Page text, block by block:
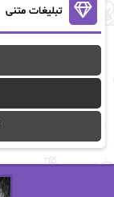
آنالیا
آوا موسوی
آیدا باقری
ا_اصغر زاده
اریک مورگنشترن
تبلیغات متنی